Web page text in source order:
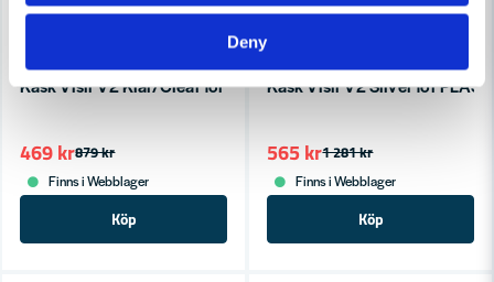
Deny
KASK SAFETY
Kask Visir V2 Klar/Clear för Superplasma AQ
879 kr
469 kr
Finns i Webblager
Köp
Kask Visir V2 Silver för
1 281 kr
565 kr
Finns i Webblager
Köp